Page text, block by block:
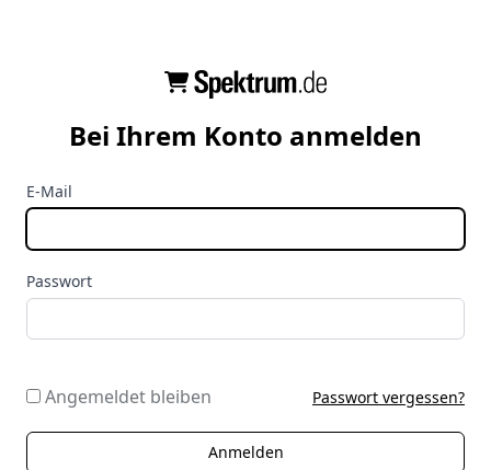
Bei Ihrem Konto anmelden
E-Mail
Passwort
Angemeldet bleiben Passwort vergessen?